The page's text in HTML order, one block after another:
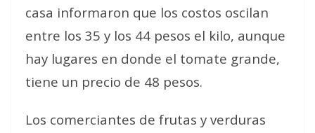
casa informaron que los costos oscilan
entre los 35 y los 44 pesos el kilo, aunque
hay lugares en donde el tomate grande,
tiene un precio de 48 pesos.
Los comerciantes de frutas y verduras